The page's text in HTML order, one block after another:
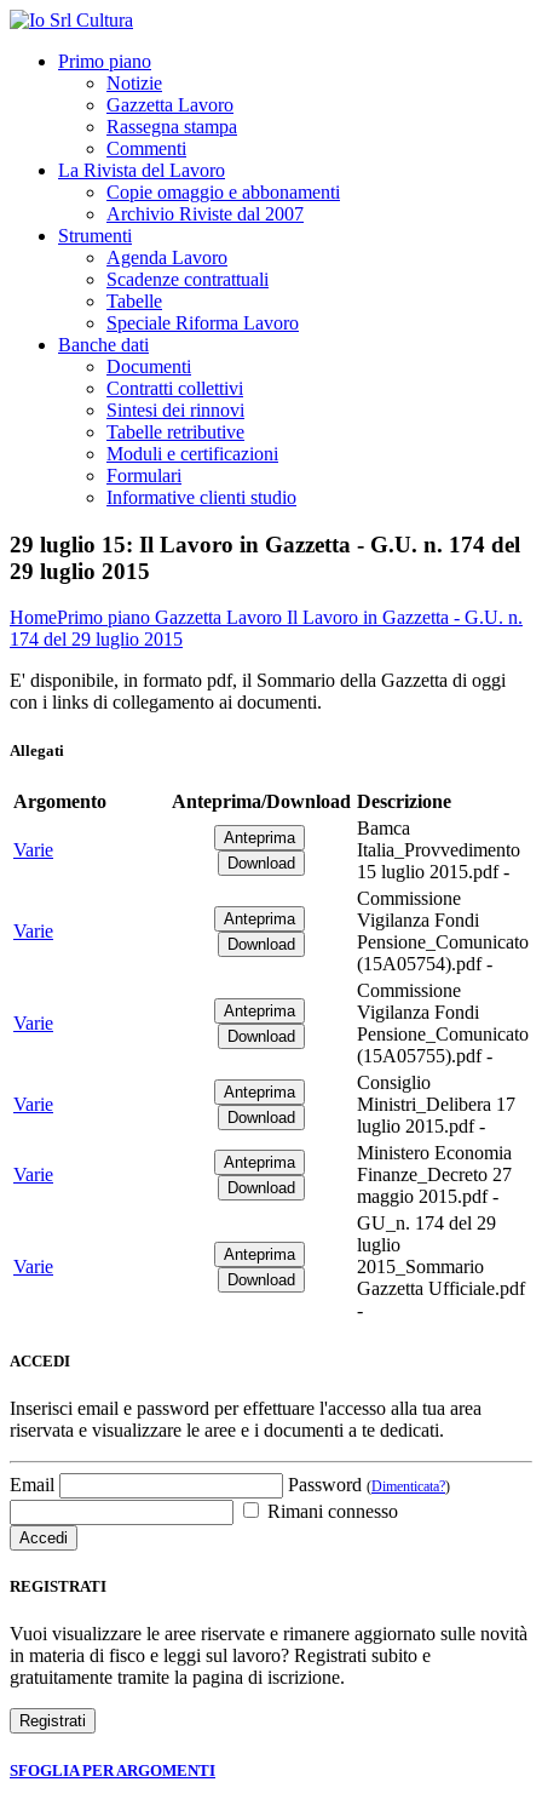
Primo piano
Notizie
Gazzetta Lavoro
Rassegna stampa
Commenti
La Rivista del Lavoro
Copie omaggio e abbonamenti
Archivio Riviste dal 2007
Strumenti
Agenda Lavoro
Scadenze contrattuali
Tabelle
Speciale Riforma Lavoro
Banche dati
Documenti
Contratti collettivi
Sintesi dei rinnovi
Tabelle retributive
Moduli e certificazioni
Formulari
Informative clienti studio
29 luglio 15: Il Lavoro in Gazzetta - G.U. n. 174 del
29 luglio 2015
HomePrimo piano Gazzetta Lavoro Il Lavoro in Gazzetta - G.U. n.
174 del 29 luglio 2015
E' disponibile, in formato pdf, il Sommario della Gazzetta di oggi
con i links di collegamento ai documenti.
Allegati
Argomento Anteprima/Download Descrizione
Varie
Bamca
Italia_Provvedimento
15 luglio 2015.pdf -
Varie
Commissione
Vigilanza Fondi
Pensione_Comunicato
(15A05754).pdf -
Varie
Commissione
Vigilanza Fondi
Pensione_Comunicato
(15A05755).pdf -
Varie
Consiglio
Ministri_Delibera 17
luglio 2015.pdf -
Varie
Ministero Economia
Finanze_Decreto 27
maggio 2015.pdf -
Varie
GU_n. 174 del 29
luglio
2015_Sommario
Gazzetta Ufficiale.pdf
-
ACCEDI
Inserisci email e password per effettuare l'accesso alla tua area
riservata e visualizzare le aree e i documenti a te dedicati.
Email Password (Dimenticata?)
Rimani connesso
REGISTRATI
Vuoi visualizzare le aree riservate e rimanere aggiornato sulle novità
in materia di fisco e leggi sul lavoro? Registrati subito e
gratuitamente tramite la pagina di iscrizione.
SFOGLIA PER ARGOMENTI